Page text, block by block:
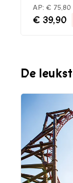
AP: € 75,80
€ 39,90
De